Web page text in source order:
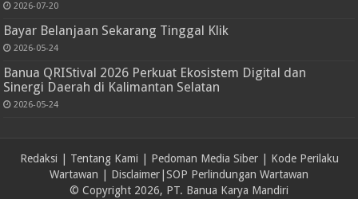
2026-07-20
Bayar Belanjaan Sekarang Tinggal Klik
2026-05-24
Banua QRIStival 2026 Perkuat Ekosistem Digital dan
Sinergi Daerah di Kalimantan Selatan
2026-05-24
Redaksi Tentang Kami Pedoman Media Siber| Kode Perilaku
Wartawan
Disclaimer SOP Perlindungan Wartawan
© Copyright 2026, PT. Banua Karya Mandiri